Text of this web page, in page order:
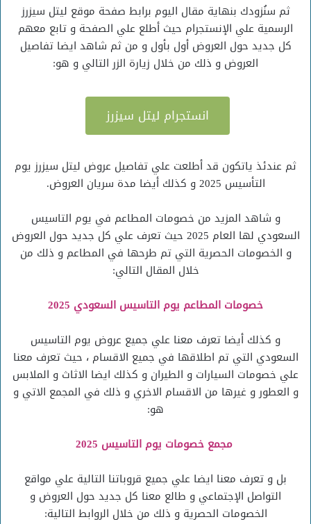
ثم سنُزودك بنهاية مقال اليوم برابط صفحة موقع ليتل سيزرز
الرسمية علي الإنستجرام حيث أطلع علي الصفحة و تابع معهم
كل جديد حول العروض أول بأول و من ثم شاهد ايضا تفاصيل
العروض و ذلك من خلال زيارة الزر التالي و هو:
انستجرام ليتل سيزرز
ثم عندئذ ياتكون قد أطلعت علي تفاصيل عروض ليتل سيزرز يوم
التأسيس 2025 و كذلك أيضا مدة سريان العروض.
و شاهد المزيد من خصومات المطاعم في يوم التاسيس
السعودي لها العام 2025 حيث تعرف علي كل جديد حول العروض
و الخصومات الحصرية التي تم طرحها في المطاعم و ذلك من
خلال المقال التالي:
خصومات المطاعم يوم التاسيس السعودي 2025
و كذلك أيضا تعرف معنا علي جميع عروض يوم التاسيس
السعودي التي تم اطلاقها في جميع الاقسام ، حيث تعرف معنا
علي خصومات السيارات و الطيران و كذلك ايضا الاثاث و الملابس
و العطور و غيرها من الاقسام الاخري و ذلك في المجمع الاتي و
هو:
مجمع خصومات يوم التاسيس 2025
بل و تعرف معنا ايضا علي جميع قروباتنا التالية علي مواقع
التواصل الإجتماعي و طالع معنا كل جديد حول العروض و
الخصومات الحصرية و ذلك من خلال الروابط التالية: